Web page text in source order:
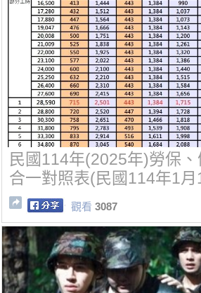
民國114年(2025年)勞保
合一對照表(民國114年1月
觀看 3087